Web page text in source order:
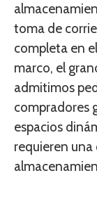
toma de
completa en
marco, el
admitimos
compradores
espacios
requieren